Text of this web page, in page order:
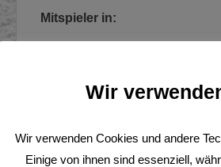
Mitspieler in:
Foto:
Wir
Wir verwenden Cookies und andere
Einige von ihnen sind essenziell,